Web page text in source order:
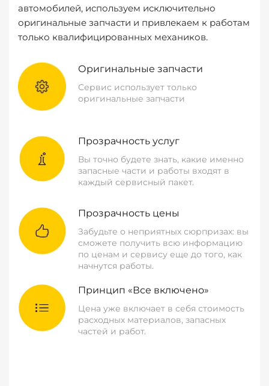
автомобилей, используем исключительно
оригинальные запчасти и привлекаем к работам
только квалифицированных механиков.
Оригинальные запчасти
Сервис использует только
оригинальные запчасти
Прозрачность услуг
Вы точно будете знать, какие именно
запасные части и работы входят в
каждый сервисный пакет.
Прозрачность цены
Забудьте о неприятных сюрпризах: вы
сможете получить всю информацию
по ценам и сервису еще до того, как
начнутся работы.
Принцип «Все включено»
Цена уже включает в себя стоимость
расходных материалов, запасных
частей и работ.